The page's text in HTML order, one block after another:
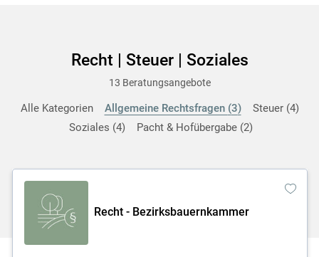
Recht | Steuer | Soziales
13 Beratungsangebote
Alle Kategorien Allgemeine Rechtsfragen 3 Steuer 4
Soziales 4 Pacht & Hofübergabe 2
Recht - Bezirksbauernkammer